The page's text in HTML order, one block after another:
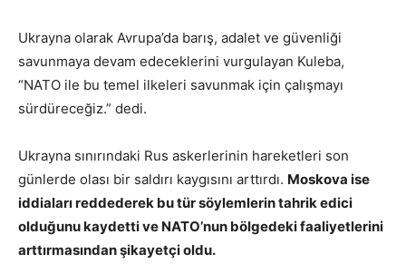
Ukrayna olarak Avrupa’da barış, adalet ve güvenliği
savunmaya devam edeceklerini vurgulayan Kuleba,
“NATO ile bu temel ilkeleri savunmak için çalışmayı
sürdüreceğiz.” dedi.
Ukrayna sınırındaki Rus askerlerinin hareketleri son
günlerde olası bir saldırı kaygısını arttırdı. Moskova ise
iddiaları reddederek bu tür söylemlerin tahrik edici
olduğunu kaydetti ve NATO’nun bölgedeki faaliyetlerini
arttırmasından şikayetçi oldu.